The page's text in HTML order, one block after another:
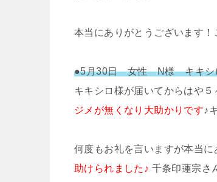
本当にありがとうございます！
●5月30日 女性 N様 キキシ
キキシロ様が届いてからはや
ジメが無くなり大助かりです♪
何度もお礼を言いますが本当
助けられました♪ 千条印蓮宗さ